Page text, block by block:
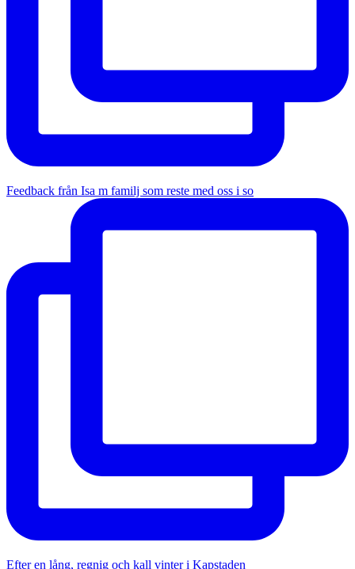
Feedback från Isa m familj som reste med oss i so
Efter en lång, regnig och kall vinter i Kapstaden